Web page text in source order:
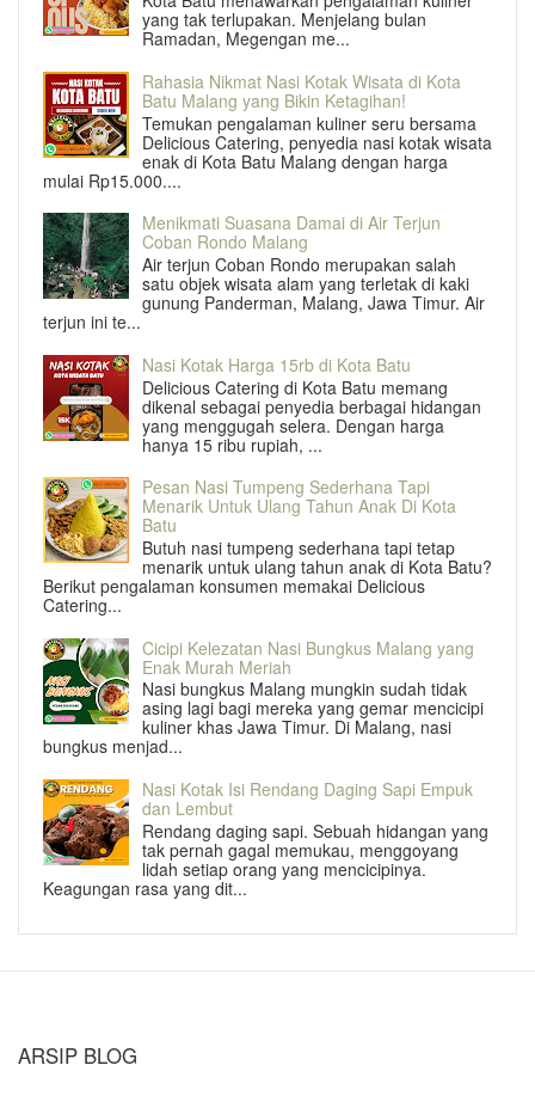
yang tak terlupakan. Menjelang bulan
Ramadan, Megengan me...
Rahasia Nikmat Nasi Kotak Wisata di Kota
Batu Malang yang Bikin Ketagihan!
Temukan pengalaman kuliner seru bersama
Delicious Catering, penyedia nasi kotak wisata
enak di Kota Batu Malang dengan harga
mulai Rp15.000....
Menikmati Suasana Damai di Air Terjun
Coban Rondo Malang
Air terjun Coban Rondo merupakan salah
satu objek wisata alam yang terletak di kaki
gunung Panderman, Malang, Jawa Timur. Air
terjun ini te...
Nasi Kotak Harga 15rb di Kota Batu
Delicious Catering di Kota Batu memang
dikenal sebagai penyedia berbagai hidangan
yang menggugah selera. Dengan harga
hanya 15 ribu rupiah, ...
Pesan Nasi Tumpeng Sederhana Tapi
Menarik Untuk Ulang Tahun Anak Di Kota
Batu
Butuh nasi tumpeng sederhana tapi tetap
menarik untuk ulang tahun anak di Kota Batu?
Berikut pengalaman konsumen memakai Delicious
Catering...
Cicipi Kelezatan Nasi Bungkus Malang yang
Enak Murah Meriah
Nasi bungkus Malang mungkin sudah tidak
asing lagi bagi mereka yang gemar mencicipi
kuliner khas Jawa Timur. Di Malang, nasi
bungkus menjad...
Nasi Kotak Isi Rendang Daging Sapi Empuk
dan Lembut
Rendang daging sapi. Sebuah hidangan yang
tak pernah gagal memukau, menggoyang
lidah setiap orang yang mencicipinya.
Keagungan rasa yang dit...
ARSIP BLOG